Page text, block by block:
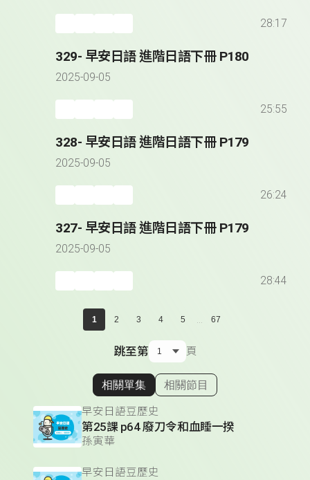
28:17
329- 早安日語 進階日語下冊 P180
2025-09-05
25:55
328- 早安日語 進階日語下冊 P179
2025-09-05
26:24
327- 早安日語 進階日語下冊 P179
2025-09-05
28:44
1 2 3 4 5 ... 67
跳至第 頁
顯示相關單集
相關單集 相關節目
早安日語豆歷史
第25課 p64 廢刀令和血睡一揆
孫寅華
早安日語豆歷史